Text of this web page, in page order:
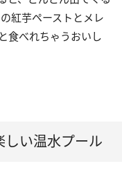
紅芋ペーストとメレ
食べれちゃうおいし
しい温水プール